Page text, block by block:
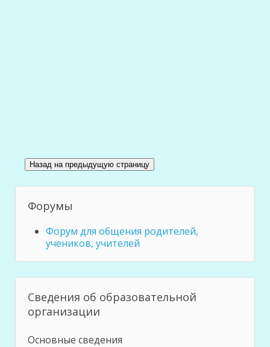
Форумы
Форум для общения родителей,
учеников, учителей
Сведения об образовательной
организации
Основные сведения